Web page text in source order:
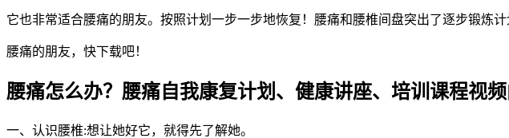
它也非常适合腰痛的朋友。按照计划一步一步地恢复！腰痛和腰椎间盘突出了逐步锻炼
腰痛的朋友，快下载吧！
腰痛怎么办？腰痛自我康复计划、健康讲座、培训课程视频
一、认识腰椎:想让她好它，就得先了解她。